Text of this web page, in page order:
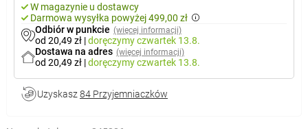
W magazynie u dostawcy
Darmowa wysyłka powyżej 499,00 zł
Odbiór w punkcie (więcej informacji)
od 20,49 zł |doręczymyczwartek 13.8.
Dostawa na adres (więcej informacji)
od 20,49 zł |doręczymyczwartek 13.8.
Uzyskasz 84 Przyjemniaczków